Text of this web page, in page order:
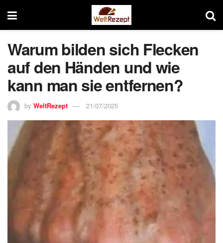
Warum bilden sich Flecken
auf den Händen und wie
kann man sie entfernen?
by WeltRezept 21/07/2025